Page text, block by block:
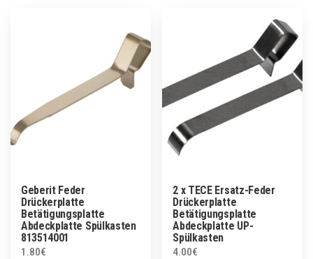
Geberit Feder
Drückerplatte
Betätigungsplatte
Abdeckplatte Spülkasten
813514001
1.80€
2 x TECE Ersatz-Feder
Drückerplatte
Betätigungsplatte
Abdeckplatte UP-
Spülkasten
4.00€